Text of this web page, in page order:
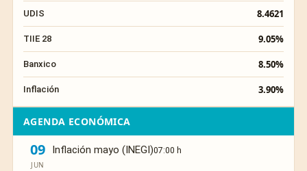
UDIS 8.4621
TIIE 28 9.05%
Banxico 8.50%
Inflación 3.90%
AGENDA ECONÓMICA
09
JUN
Inflación mayo (INEGI)07:00 h